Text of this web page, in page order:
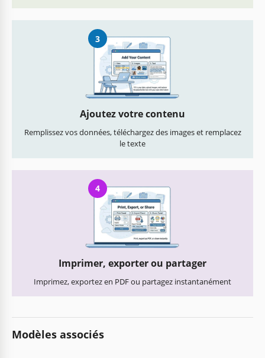
3
Ajoutez votre contenu
Remplissez vos données, téléchargez des images et remplacez
le texte
4
Imprimer, exporter ou partager
Imprimez, exportez en PDF ou partagez instantanément
Modèles associés